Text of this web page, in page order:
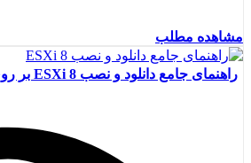
مشاهده مطلب
راهنمای جامع دانلود و نصب ESXi 8 بر روی سرورهای HPE